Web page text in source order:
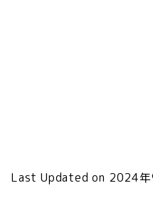
Last Updated on 2024